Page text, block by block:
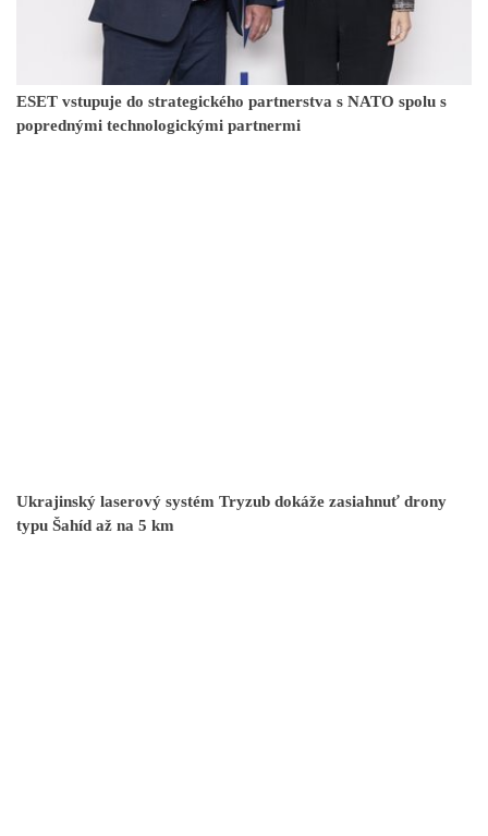
ESET vstupuje do strategického partnerstva s NATO spolu s
poprednými technologickými partnermi
Ukrajinský laserový systém Tryzub dokáže zasiahnuť drony
typu Šahíd až na 5 km